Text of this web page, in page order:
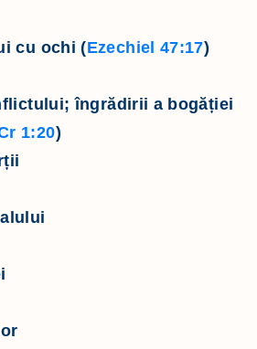
cu ochi (Ezechiel 47:17)
îngrădirii a bogăției
1:20)